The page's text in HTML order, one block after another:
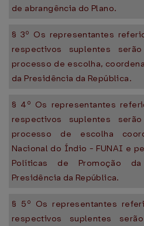
de abrangência do Plano.
§ 3º Os representantes
respectivos suplentes
processo de escolha,
da Presidência da República.
§ 4º Os representantes
respectivos suplentes
processo de escolha
Nacional do Índio - FUNAI e
Políticas de Promoção
Presidência da República.
§ 5º Os representantes
respectivos suplentes